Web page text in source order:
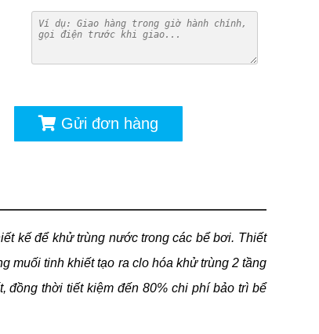
Gửi đơn hàng
kế để khử trùng nước trong các bể bơi. Thiết
muối tinh khiết tạo ra clo hóa khử trùng 2 tầng
đồng thời tiết kiệm đến 80% chi phí bảo trì bể